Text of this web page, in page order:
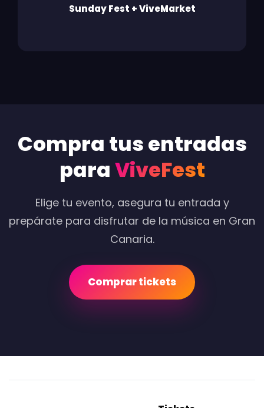
Sunday Fest + ViveMarket
Compra tus entradas
paraViveFest
Elige tu evento, asegura tu entrada y
prepárate para disfrutar de la música en Gran
Canaria.
Comprar tickets